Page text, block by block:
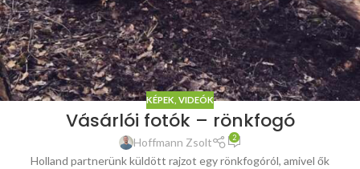
KÉPEK, VIDEÓK
Vásárlói fotók – rönkfogó
Hoffmann Zsolt 2
Holland partnerünk küldött rajzot egy rönkfogóról, amivel ők